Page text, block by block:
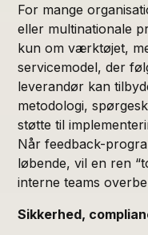
For mange
eller multinationale
kun om værktøjet,
servicemodel, der
leverandør kan
metodologi,
støtte til
Når feedback-
løbende, vil en ren
interne teams
Sikkerhed,